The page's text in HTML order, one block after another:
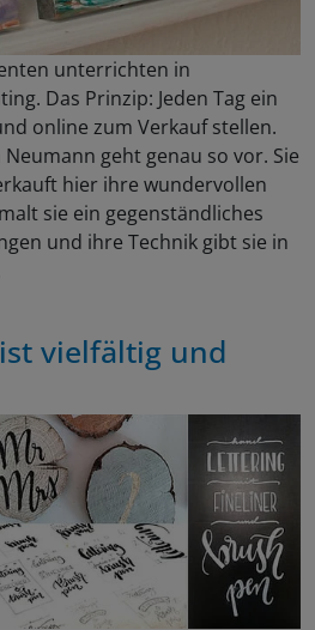
unterrichten in
Das Prinzip: Jeden Tag ein
online zum Verkauf stellen.
geht genau so vor. Sie
hier ihre wundervollen
sie ein gegenständliches
und ihre Technik gibt sie in
vielfältig und